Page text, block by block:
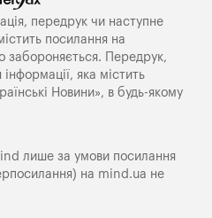
передрук чи наступне
посилання на
забороняється. Передрук,
яка містить
Новини», в будь-якому
лише за умови посилання
на mind.ua не